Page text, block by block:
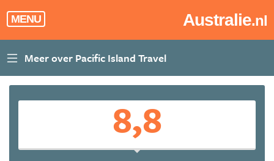
MENU Australie.nl
8,8